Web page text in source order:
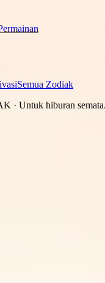
Semua Zodiak
· Untuk hiburan